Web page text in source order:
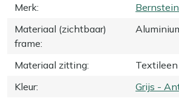
Merk:
Materiaal (zichtbaar)
frame:
Materiaal zitting:
Textileen
Kleur:
Grijs -